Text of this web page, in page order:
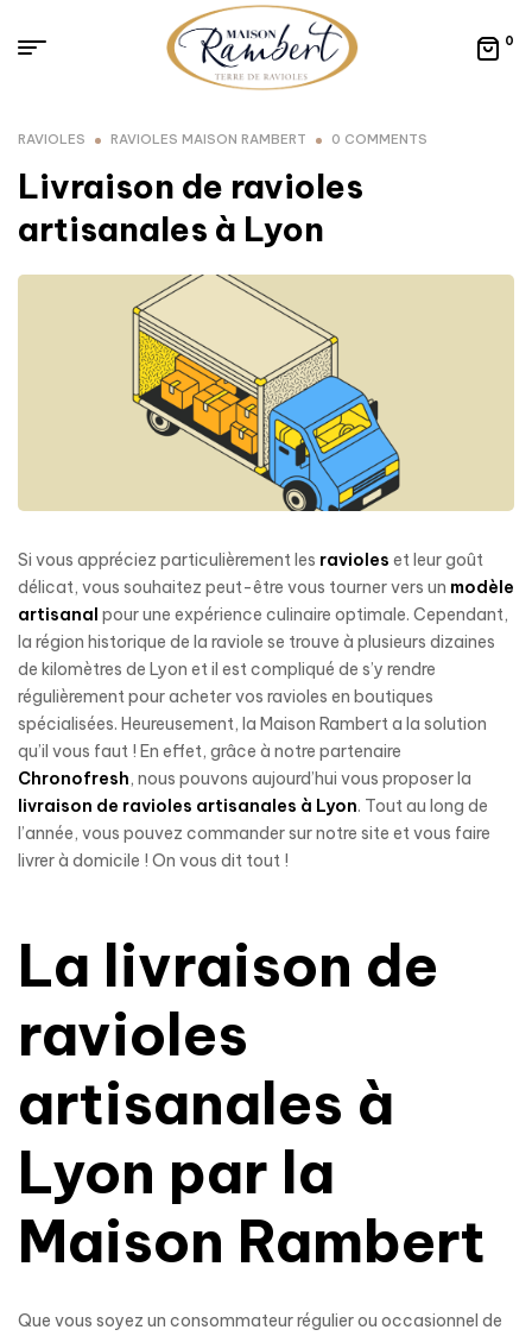
0
RAVIOLES RAVIOLES MAISON RAMBERT 0 COMMENTS
Livraison de ravioles
artisanales à Lyon
Si vous appréciez particulièrement les ravioles et leur goût
délicat, vous souhaitez peut-être vous tourner vers un modèle
artisanal pour une expérience culinaire optimale. Cependant,
la région historique de la raviole se trouve à plusieurs dizaines
de kilomètres de Lyon et il est compliqué de s’y rendre
régulièrement pour acheter vos ravioles en boutiques
spécialisées. Heureusement, la Maison Rambert a la solution
qu’il vous faut ! En effet, grâce à notre partenaire
Chronofresh, nous pouvons aujourd’hui vous proposer la
livraison de ravioles artisanales à Lyon. Tout au long de
l’année, vous pouvez commander sur notre site et vous faire
livrer à domicile ! On vous dit tout !
La livraison de
ravioles
artisanales à
Lyon par la
Maison Rambert
Que vous soyez un consommateur régulier ou occasionnel de